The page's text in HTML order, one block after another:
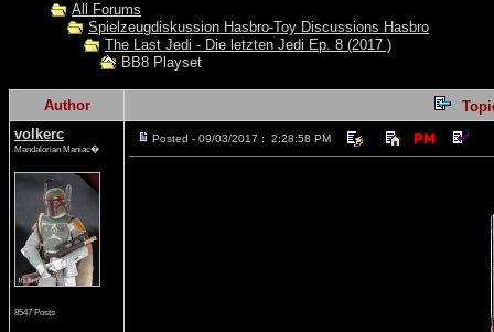
All Forums
Spielzeugdiskussion Hasbro-Toy Discussions Hasbro
The Last Jedi - Die letzten Jedi Ep. 8 (2017 )
BB8 Playset
Author
volkerc
Mandalorian Maniac�
8547 Posts
Posted - 09/03/2017 : 2:28:58 PM